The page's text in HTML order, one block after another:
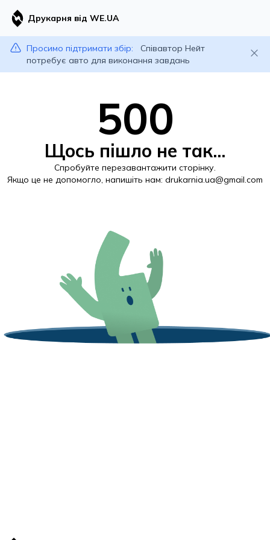
Друкарня від WE.UA
Просимо підтримати збір:
Співавтор Нейт
потребує авто для виконання завдань
500
Щось пішло не так...
Спробуйте перезавантажити сторінку.
Якщо це не допомогло, напишіть нам: drukarnia.ua@gmail.com